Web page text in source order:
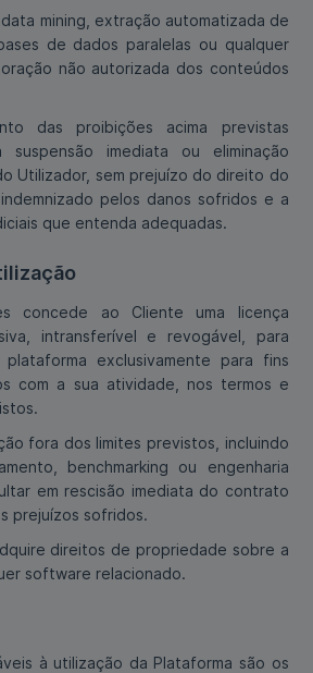
mining, extração automatizada de
de dados paralelas ou qualquer
não autorizada dos conteúdos
das proibições acima previstas
imediata ou eliminação
Utilizador, sem prejuízo do direito do
pelos danos sofridos e a
que entenda adequadas.
concede ao Cliente uma licença
intransferível e revogável, para
exclusivamente para fins
com a sua atividade, nos termos e
fora dos limites previstos, incluindo
benchmarking ou engenharia
em rescisão imediata do contrato
prejuízos sofridos.
direitos de propriedade sobre a
software relacionado.
à utilização da Plataforma são os